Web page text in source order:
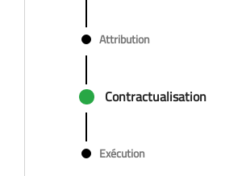
Attribution
Contractualisation
Exécution